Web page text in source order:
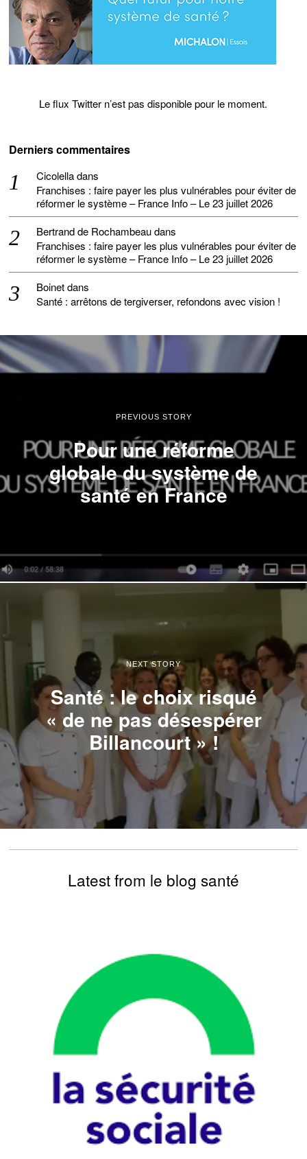
Le flux Twitter n’est pas disponible pour le moment.
Derniers commentaires
Cicolelladans
Franchises : faire payer les plus vulnérables pour éviter de
réformer le système – France Info – Le 23 juillet 2026
Bertrand de Rochambeaudans
Franchises : faire payer les plus vulnérables pour éviter de
réformer le système – France Info – Le 23 juillet 2026
Boinetdans
Santé : arrêtons de tergiverser, refondons avec vision !
PREVIOUS STORY
Pour une réforme
globale du système de
santé en France
NEXT STORY
Santé : le choix risqué
« de ne pas désespérer
Billancourt » !
Latest from le blog santé